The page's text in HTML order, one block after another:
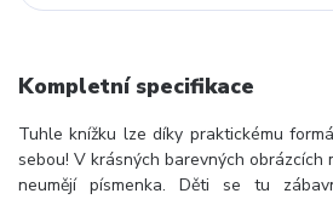
Kompletní specifikace
Tuhle knížku lze díky praktickému
sebou! V krásných barevných obrázcích
neumějí písmenka. Děti se tu